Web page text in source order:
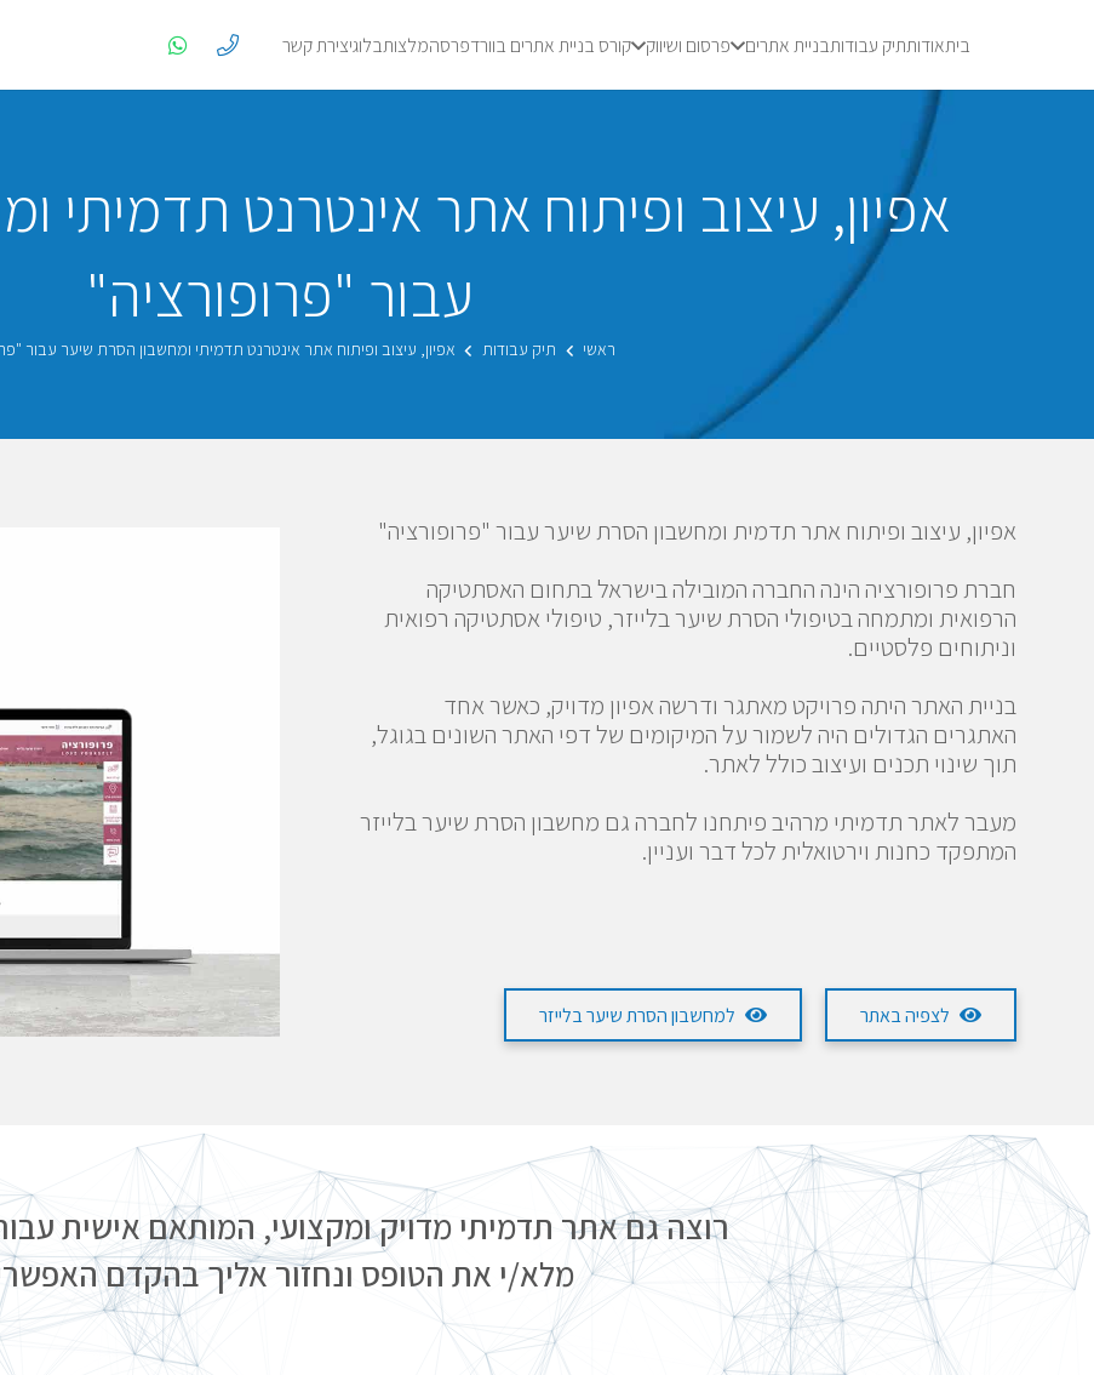
ביתאודותתיק עבודותבניית אתרים פרסום ושיווק קורס בניית אתרים בוורדפרסהמלצותבלוגיצירת קשר
אפיון, עיצוב ופיתוח אתר אינטרנט תדמיתי
עבור "פרופורציה"
ראשי תיק עבודות אפיון, עיצוב ופיתוח אתר אינטרנט תדמיתי ומחשבון הסרת שיער עבור
אפיון, עיצוב ופיתוח אתר תדמית ומחשבון הסרת שיער עבור "פרופורציה"
חברת פרופורציה הינה החברה המובילה בישראל בתחום האסתטיקה
הרפואית ומתמחה בטיפולי הסרת שיער בלייזר, טיפולי אסתטיקה רפואית
וניתוחים פלסטיים.
בניית האתר היתה פרויקט מאתגר ודרשה אפיון מדויק, כאשר אחד
האתגרים הגדולים היה לשמור על המיקומים של דפי האתר השונים בגוגל,
תוך שינוי תכנים ועיצוב כולל לאתר.
מעבר לאתר תדמיתי מרהיב פיתחנו לחברה גם מחשבון הסרת שיער בלייזר
המתפקד כחנות וירטואלית לכל דבר ועניין.
לצפיה באתר למחשבון הסרת שיער בלייזר
רוצה גם אתר תדמיתי מדויק ומקצועי, המותאם אישית
מלא/י את הטופס ונחזור אליך בהקדם